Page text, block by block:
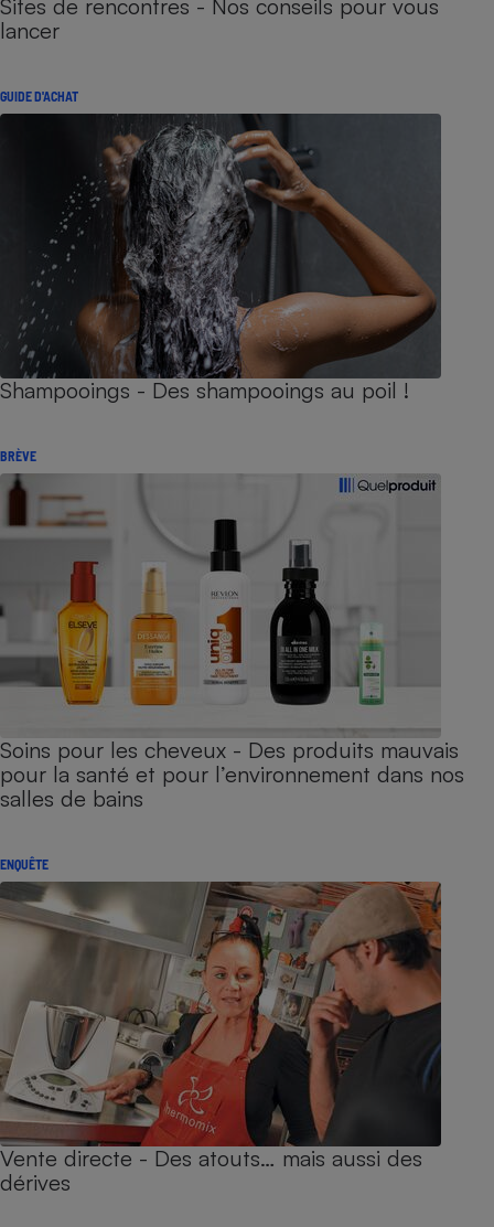
Sites de rencontres - Nos conseils pour vous
lancer
GUIDE D'ACHAT
Shampooings - Des shampooings au poil !
BRÈVE
Soins pour les cheveux - Des produits mauvais
pour la santé et pour l’environnement dans nos
salles de bains
ENQUÊTE
Vente directe - Des atouts… mais aussi des
dérives